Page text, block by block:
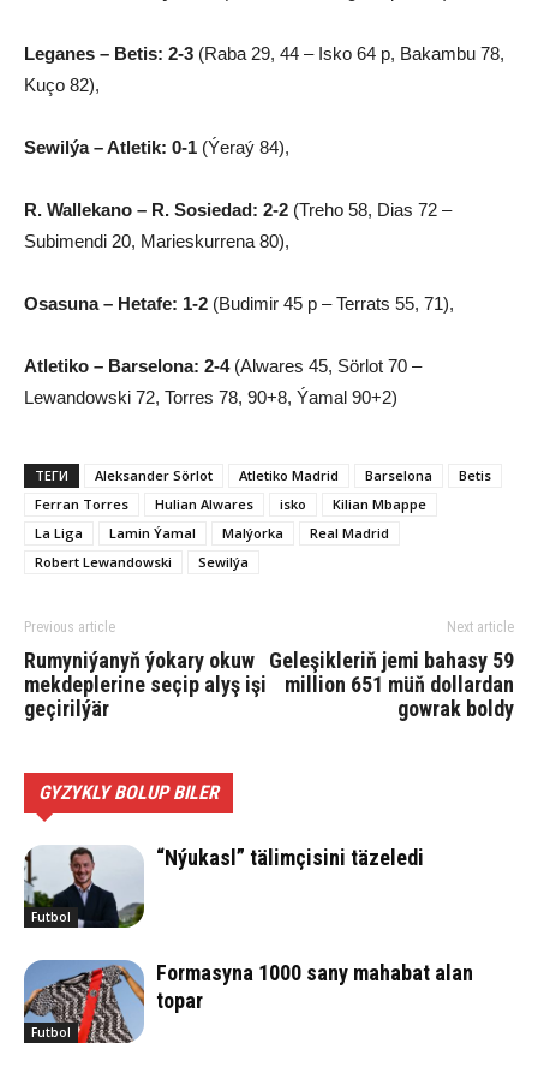
Leganes – Betis: 2-3 (Raba 29, 44 – Isko 64 p, Bakambu 78,
Kuço 82),
Sewilýa – Atletik: 0-1 (Ýeraý 84),
R. Wallekano – R. Sosiedad: 2-2 (Treho 58, Dias 72 –
Subimendi 20, Marieskurrena 80),
Osasuna – Hetafe: 1-2 (Budimir 45 p – Terrats 55, 71),
Atletiko – Barselona: 2-4(Alwares 45, Sörlot 70 –
Lewandowski 72, Torres 78, 90+8, Ýamal 90+2)
ТЕГИ Aleksander Sörlot Atletiko Madrid Barselona
Betis
Ferran Torres
Hulian Alwares isko
Kilian Mbappe
La Liga
Lamin Ýamal Malýorka
Real Madrid
Robert Lewandowski
Se­wil­ýa
Previous article
Rumyniýanyň ýokary okuw
mekdeplerine seçip alyş işi
geçirilýär
Next article
Geleşikleriň jemi bahasy 59
million 651 müň dollardan
gowrak boldy
GYZYKLY BOLUP BILER
Futbol
“Nýukasl” tälimçisini täzeledi
Futbol
Formasyna 1000 sany mahabat alan
topar